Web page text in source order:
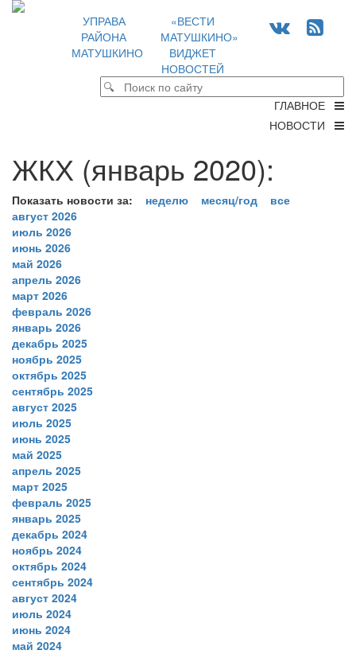
УПРАВА
РАЙОНА
МАТУШКИНО
«ВЕСТИ
МАТУШКИНО»
ВИДЖЕТ
НОВОСТЕЙ
ГЛАВНОЕ
НОВОСТИ
ЖКХ (январь 2020):
Показать новости за: неделю месяц/год
все
август 2026
июль 2026
июнь 2026
май 2026
апрель 2026
март 2026
февраль 2026
январь 2026
декабрь 2025
ноябрь 2025
октябрь 2025
сентябрь 2025
август 2025
июль 2025
июнь 2025
май 2025
апрель 2025
март 2025
февраль 2025
январь 2025
декабрь 2024
ноябрь 2024
октябрь 2024
сентябрь 2024
август 2024
июль 2024
июнь 2024
май 2024